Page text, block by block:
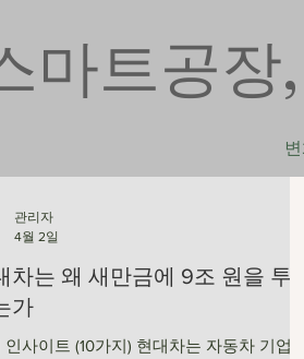
마트공장
차는 왜 새만금에 9조 원을 투자
가
인사이트 (10가지) 현대차는 자동차 기업에
관리자
4월 2일